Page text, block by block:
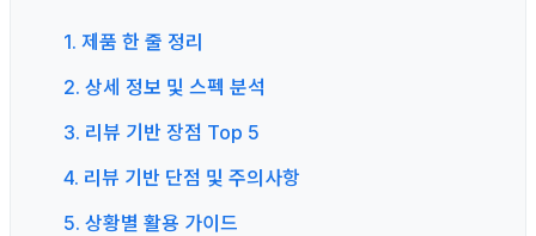
1. 제품 한 줄 정리
2. 상세 정보 및 스펙 분석
3. 리뷰 기반 장점 Top 5
4. 리뷰 기반 단점 및 주의사항
5. 상황별 활용 가이드